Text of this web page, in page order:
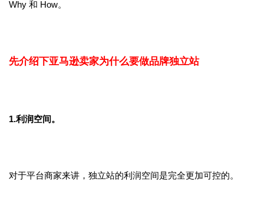
Why 和 How。
先介绍下亚马逊卖家为什么要做品牌独立站
1.利润空间。
对于平台商家来讲，独立站的利润空间是完全更加可控的。